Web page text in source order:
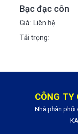
Bạc đạc côn
Giá:
Liên hệ
Tải trọng:
CÔNG
Nhà phân phối